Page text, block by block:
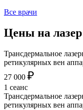
Все врачи
Цены на
Трансдермальное
ретикулярных вен
27 000 ₽
1 сеанс
Трансдермальное
ретикулярных вен